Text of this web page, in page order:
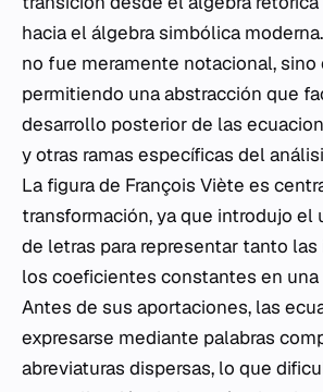
hacia el álgebra simbólica
no fue meramente notacional, sino
permitiendo una abstracción que
desarrollo posterior de las
y otras ramas específicas del
La figura de François Viète es
transformación, ya que introdujo el
de letras para representar tanto
los coeficientes constantes en una
Antes de sus aportaciones, las
expresarse mediante palabras
abreviaturas dispersas, lo que